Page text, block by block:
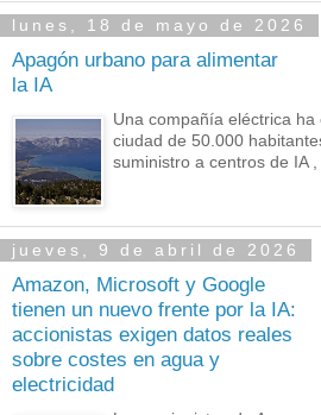
lunes, 18 de mayo de 2026
Apagón urbano para alimentar
la IA
Una compañía eléctrica
ciudad de 50.000
suministro a centros de IA ,
jueves, 9 de abril de 2026
Amazon, Microsoft y Google
tienen un nuevo frente por la IA:
accionistas exigen datos reales
sobre costes en agua y
electricidad